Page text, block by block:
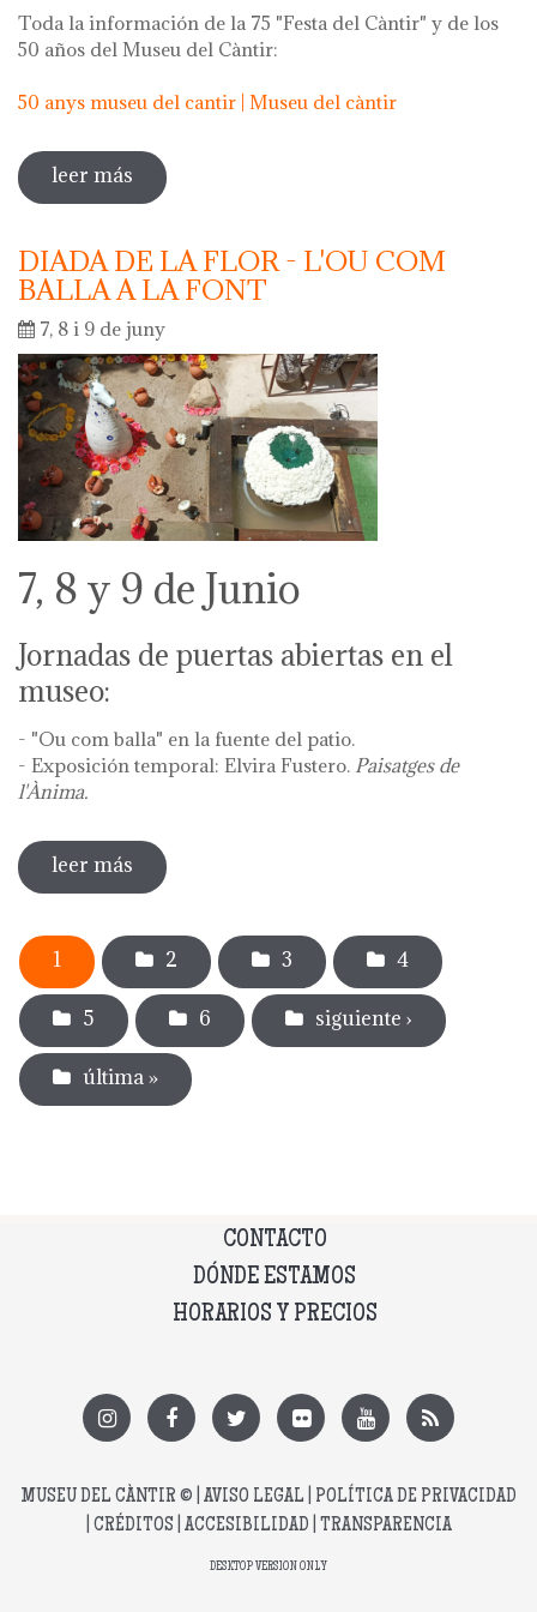
Toda la información de la 75 "Festa del Càntir" y de los
50 años del Museu del Càntir:
50 anys museu del cantir | Museu del càntir
leer más sobre 75 "festa del càntir"
DIADA DE LA FLOR - L'OU COM
BALLA A LA FONT
7, 8 i 9 de juny
7, 8 y 9 de Junio
Jornadas de puertas abiertas en el
museo:
- "Ou com balla" en la fuente del patio.
- Exposición temporal: Elvira Fustero. Paisatges de
l'Ànima.
leer más sobre diada de la flor - l'ou com balla a la
font
Páginas
1 2 3 4
5 6 siguiente ›
última »
CONTACTO
DÓNDE ESTAMOS
HORARIOS Y PRECIOS
MUSEU DEL CÀNTIR © | AVISO LEGAL
POLÍTICA DE PRIVACIDAD
CRÉDITOS ACCESIBILIDAD TRANSPARENCIA
DESKTOP VERSION ONLY